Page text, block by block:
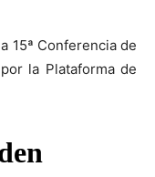
15ª Conferencia de
la Plataforma de